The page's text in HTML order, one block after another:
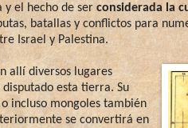
el hecho de ser considerada la
batallas y conflictos para
Israel y Palestina.
allí diversos lugares
disputado esta tierra. Su
incluso mongoles también
se convertirá en